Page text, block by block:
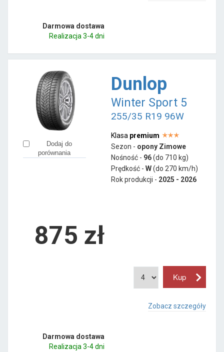
Darmowa dostawa
Realizacja 3-4 dni
Dodaj do
porównania
Dunlop
Winter Sport 5
255/35 R19 96W
Klasa premium
Sezon - opony Zimowe
Nośność - 96(do 710 kg)
Prędkość - W(do 270 km/h)
Rok produkcji - 2025 - 2026
875 zł
Zobacz szczegóły
Darmowa dostawa
Realizacja 3-4 dni